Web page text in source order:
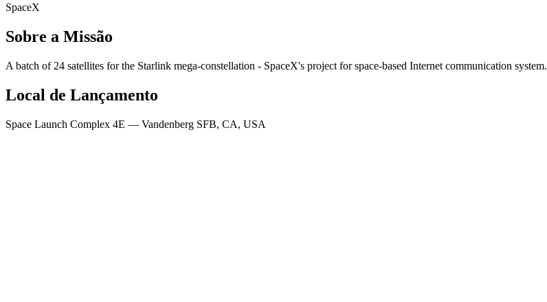
SpaceX
Sobre a Missão
A batch of 24 satellites for the Starlink mega-constellation - SpaceX's project for space-based Internet communication system.
Local de Lançamento
Space Launch Complex 4E — Vandenberg SFB, CA, USA